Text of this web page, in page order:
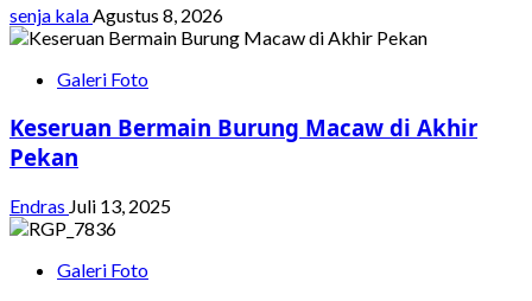
senja kalaAgustus 8, 2026
Galeri Foto
Keseruan Bermain Burung Macaw di Akhir
Pekan
Endras Juli 13, 2025
Galeri Foto